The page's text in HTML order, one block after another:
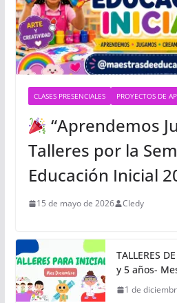
CLASES PRESENCIALES PROYECTOS DE
“Aprendemos
Talleres por la
Educación Inicial
15 de mayo de 2026 Cledy
TALLERES
y 5 años-
1 de